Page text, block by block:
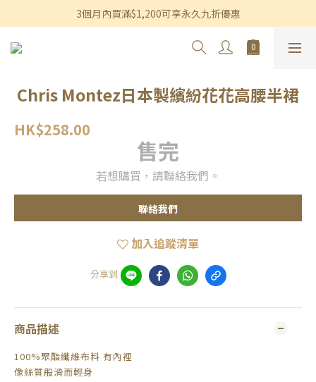
香港及澳門訂單滿$600即享免運費優惠
3個月內買滿$1,200可享永久九折優惠
香港及澳門訂單滿$600即享免運費優惠
Chris Montez日本製繽紛花花高腰半裙
HK$258.00
售完
若想購買，請聯絡我們。
聯絡我們
加入追蹤清單
分享到
商品描述
100%聚酯纖維布料 有內裡
像絲質般滑而輕身